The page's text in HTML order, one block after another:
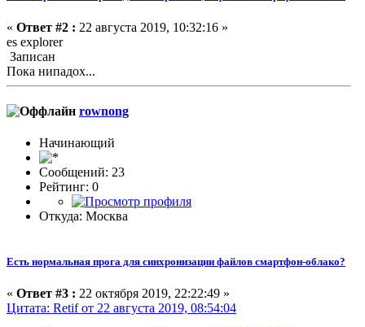
« Ответ #2 : 22 августа 2019, 10:32:16 »
es explorer
Записан
Пока нипадох...
rownong
Начинающий
Сообщений: 23
Рейтинг: 0
Откуда: Москва
Есть нормальная прога для синхронизации файлов смартфон-облако?
« Ответ #3 : 22 октября 2019, 22:22:49 »
Цитата: Retif от 22 августа 2019, 08:54:04